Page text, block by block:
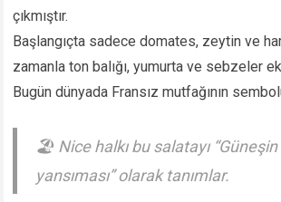
çıkmıştır.
Başlangıçta sadece domates, zeytin ve
zamanla ton balığı, yumurta ve sebzeler
Bugün dünyada Fransız mutfağının
🏖️ Nice halkı bu salatayı
yansıması” olarak tanımlar.